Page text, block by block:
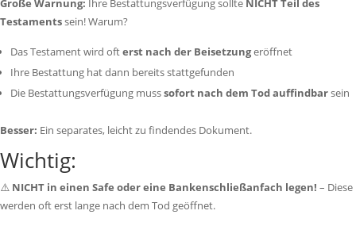
Große Warnung: Ihre Bestattungsverfügung sollte NICHT Teil des
Testamentssein! Warum?
Das Testament wird ofterst nach der Beisetzungeröffnet
Ihre Bestattung hat dann bereits stattgefunden
Die Bestattungsverfügung musssofort nach dem Tod auffindbarsein
Besser: Ein separates, leicht zu findendes Dokument.
Wichtig:
⚠️ NICHT in einen Safe oder eine Bankenschließanfach legen! – Diese
werden oft erst lange nach dem Tod geöffnet.